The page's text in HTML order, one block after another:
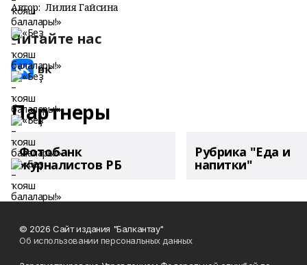
Автор: Лилия Гайсина
Читайте нас
Партнеры
Фотобанк
журналистов РБ
Рубрика "Еда и
напитки"
© 2026 Сайт издания "Балкантау"
Об использовании персональных данных